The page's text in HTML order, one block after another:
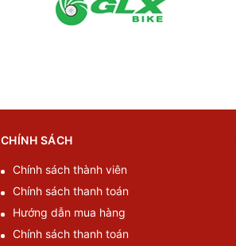
CHÍNH SÁCH
Chính sách thành viên
Chính sách thanh toán
Hướng dẫn mua hàng
Chính sách thanh toán